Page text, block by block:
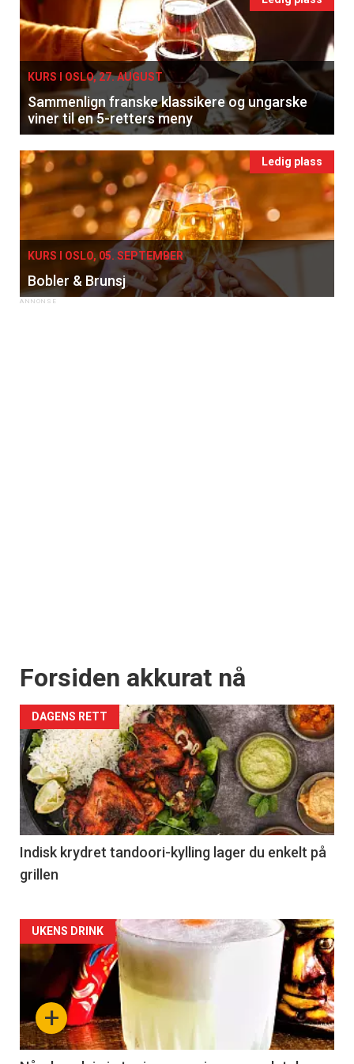
KURS I OSLO, 27. AUGUST
Sammenlign franske klassikere og ungarske
viner til en 5-retters meny
Ledig plass
KURS I OSLO, 05. SEPTEMBER
Bobler & Brunsj
Forsiden akkurat nå
DAGENS RETT
Indisk krydret tandoori-kylling lager du enkelt på
grillen
Forsiden
akkurat
nå
-
+
UKENS DRINK